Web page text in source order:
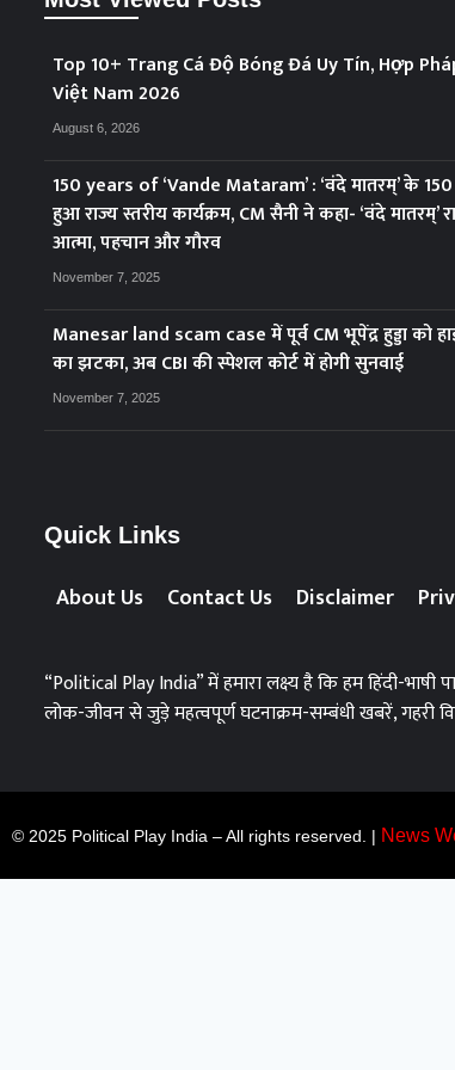
Top 10+ Trang Cá Độ Bóng Đá Uy Tín, Hợp
Việt Nam 2026
August 6, 2026
150 years of ‘Vande Mataram’ : ‘वंदे मातरम्’ के 150
हुआ राज्य स्तरीय कार्यक्रम, CM सैनी ने कहा- ‘वंदे मातरम्’
आत्मा, पहचान और गौरव
November 7, 2025
Manesar land scam case में पूर्व CM भूपेंद्र हुड्डा को
का झटका, अब CBI की स्पेशल कोर्ट में होगी सुनवाई
November 7, 2025
Quick Links
About Us Contact Us Disclaimer
“Political Play India” में हमारा लक्ष्य है कि हम हिंदी-
लोक-जीवन से जुड़े महत्वपूर्ण घटनाक्रम-सम्बंधी खबरें, गहरी
© 2025 Political Play India – All rights reserved. | News